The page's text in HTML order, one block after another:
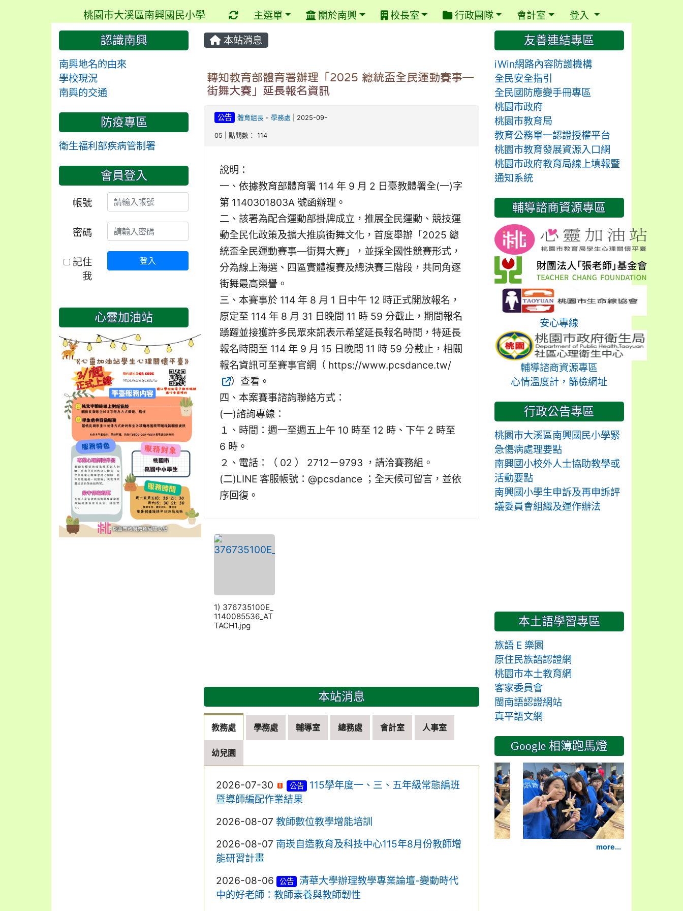
桃園市大溪區南興國民小學 重新取得佈景設定
主選單 關於南興 校長室 行政團隊 會計室 登入
本站消息
轉知教育部體育署辦理「2025 總統盃全民運動賽事—
街舞大賽」延長報名資訊
公告 體育組長- 學務處 | 2025-09-
05 | 點閱數： 114
說明：
一、依據教育部體育署 114 年 9 月 2 日臺教體署全(一)字
第 1140301803A 號函辦理。
二、該署為配合運動部掛牌成立，推展全民運動、競技運
動全民化政策及擴大推廣街舞文化，首度舉辦「2025 總
統盃全民運動賽事—街舞大賽」，並採全國性競賽形式，
分為線上海選、四區實體複賽及總決賽三階段，共同角逐
街舞最高榮譽。
三、本賽事於 114 年 8 月 1 日中午 12 時正式開放報名，
原定至 114 年 8 月 31 日晚間 11 時 59 分截止，期間報名
踴躍並接獲許多民眾來訊表示希望延長報名時間，特延長
報名時間至 114 年 9 月 15 日晚間 11 時 59 分截止，相關
報名資訊可至賽事官網（ https://www.pcsdance.tw/
）查看。
四、本案賽事諮詢聯絡方式：
(一)諮詢專線：
１、時間：週一至週五上午 10 時至 12 時、下午 2 時至
6 時。
２、電話：（ 02 ） 2712－9793 ，請洽賽務組。
(二)LINE 客服帳號：@pcsdance ；全天候可留言，並依
序回復。
1) 376735100E_
1140085536_AT
TACH1.jpg
本站消息
教務處 學務處 輔導室 總務處 會計室 人事室
幼兒園
2026-07-30 公告
115學年度一、三、五年級常態編班
暨導師編配作業結果
2026-08-07教師數位教學增能培訓
2026-08-07 南崁自造教育及科技中心115年8月份教師增
能研習計畫
2026-08-06 公告
清華大學辦理教學專業論壇-變動時代
中的好老師：教師素養與教師韌性
認識南興
南興地名的由來
學校現況
南興的交通
防疫專區
衛生福利部疾病管制署
會員登入
帳號
密碼
記住
我
登入
心靈加油站
友善連結專區
iWin網路內容防護機構
全民安全指引
全民國防應變手冊專區
桃園市政府
桃園市教育局
教育公務單一認證授權平台
桃園市教育發展資源入口網
桃園市政府教育局線上填報暨
通知系統
輔導諮商資源專區
安心專線
輔導諮商資源專區
心情溫度計，篩檢網址
行政公告專區
桃園市大溪區南興國民小學緊
急傷病處理要點
南興國小校外人士協助教學或
活動要點
南興國小學生申訴及再申訴評
議委員會組織及運作辦法
本土語學習專區
族語 E 樂園
原住民族語認證網
桃園市本土教育網
客家委員會
閩南語認證網站
真平語文網
Google 相簿跑馬燈
2024-11-14 六年
more...